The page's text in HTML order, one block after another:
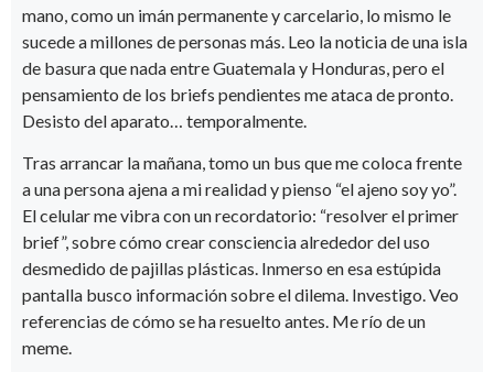
mano, como un imán permanente y carcelario, lo mismo le
sucede a millones de personas más. Leo la noticia de una isla
de basura que nada entre Guatemala y Honduras, pero el
pensamiento de los briefs pendientes me ataca de pronto.
Desisto del aparato… temporalmente.
Tras arrancar la mañana, tomo un bus que me coloca frente
a una persona ajena a mi realidad y pienso “el ajeno soy yo”.
El celular me vibra con un recordatorio: “resolver el primer
brief”, sobre cómo crear consciencia alrededor del uso
desmedido de pajillas plásticas. Inmerso en esa estúpida
pantalla busco información sobre el dilema. Investigo. Veo
referencias de cómo se ha resuelto antes. Me río de un
meme.